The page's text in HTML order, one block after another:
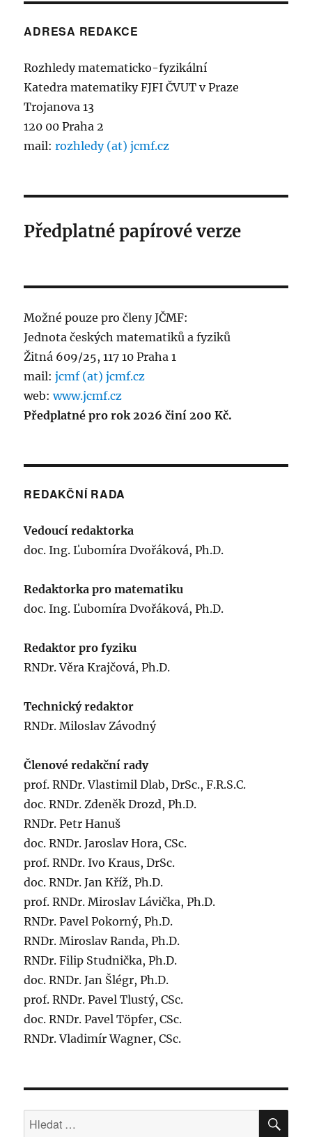
ADRESA REDAKCE
Rozhledy matematicko-fyzikální
Katedra matematiky FJFI ČVUT v Praze
Trojanova 13
120 00 Praha 2
mail:rozhledy (at) jcmf.cz
Předplatné papírové verze
Možné pouze pro členy JČMF:
Jednota českých matematiků a fyziků
Žitná 609/25, 117 10 Praha 1
mail:jcmf (at) jcmf.cz
web:www.jcmf.cz
Předplatné pro rok 2026 činí 200 Kč.
REDAKČNÍ RADA
Vedoucí redaktorka
doc. Ing. Ľubomíra Dvořáková, Ph.D.
Redaktorka pro matematiku
doc. Ing. Ľubomíra Dvořáková, Ph.D.
Redaktor pro fyziku
RNDr. Věra Krajčová, Ph.D.
Technický redaktor
RNDr. Miloslav Závodný
Členové redakční rady
prof. RNDr. Vlastimil Dlab, DrSc., F.R.S.C.
doc. RNDr. Zdeněk Drozd, Ph.D.
RNDr. Petr Hanuš
doc. RNDr. Jaroslav Hora, CSc.
prof. RNDr. Ivo Kraus, DrSc.
doc. RNDr. Jan Kříž, Ph.D.
prof. RNDr. Miroslav Lávička, Ph.D.
RNDr. Pavel Pokorný, Ph.D.
RNDr. Miroslav Randa, Ph.D.
RNDr. Filip Studnička, Ph.D.
doc. RNDr. Jan Šlégr, Ph.D.
prof. RNDr. Pavel Tlustý, CSc.
doc. RNDr. Pavel Töpfer, CSc.
RNDr. Vladimír Wagner, CSc.
Hledat: